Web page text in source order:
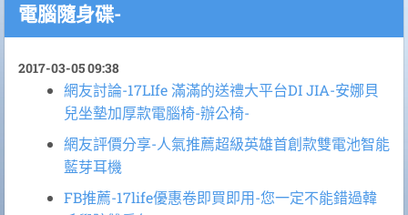
電腦隨身碟-
2017-03-05 09:38
網友討論-17LIfe 滿滿的送禮大平台DI JIA-安娜貝
兒坐墊加厚款電腦椅-辦公椅-
網友評價分享-人氣推薦超級英雄首創款雙電池智能
藍芽耳機
FB推薦-17life優惠卷即買即用-您一定不能錯過韓